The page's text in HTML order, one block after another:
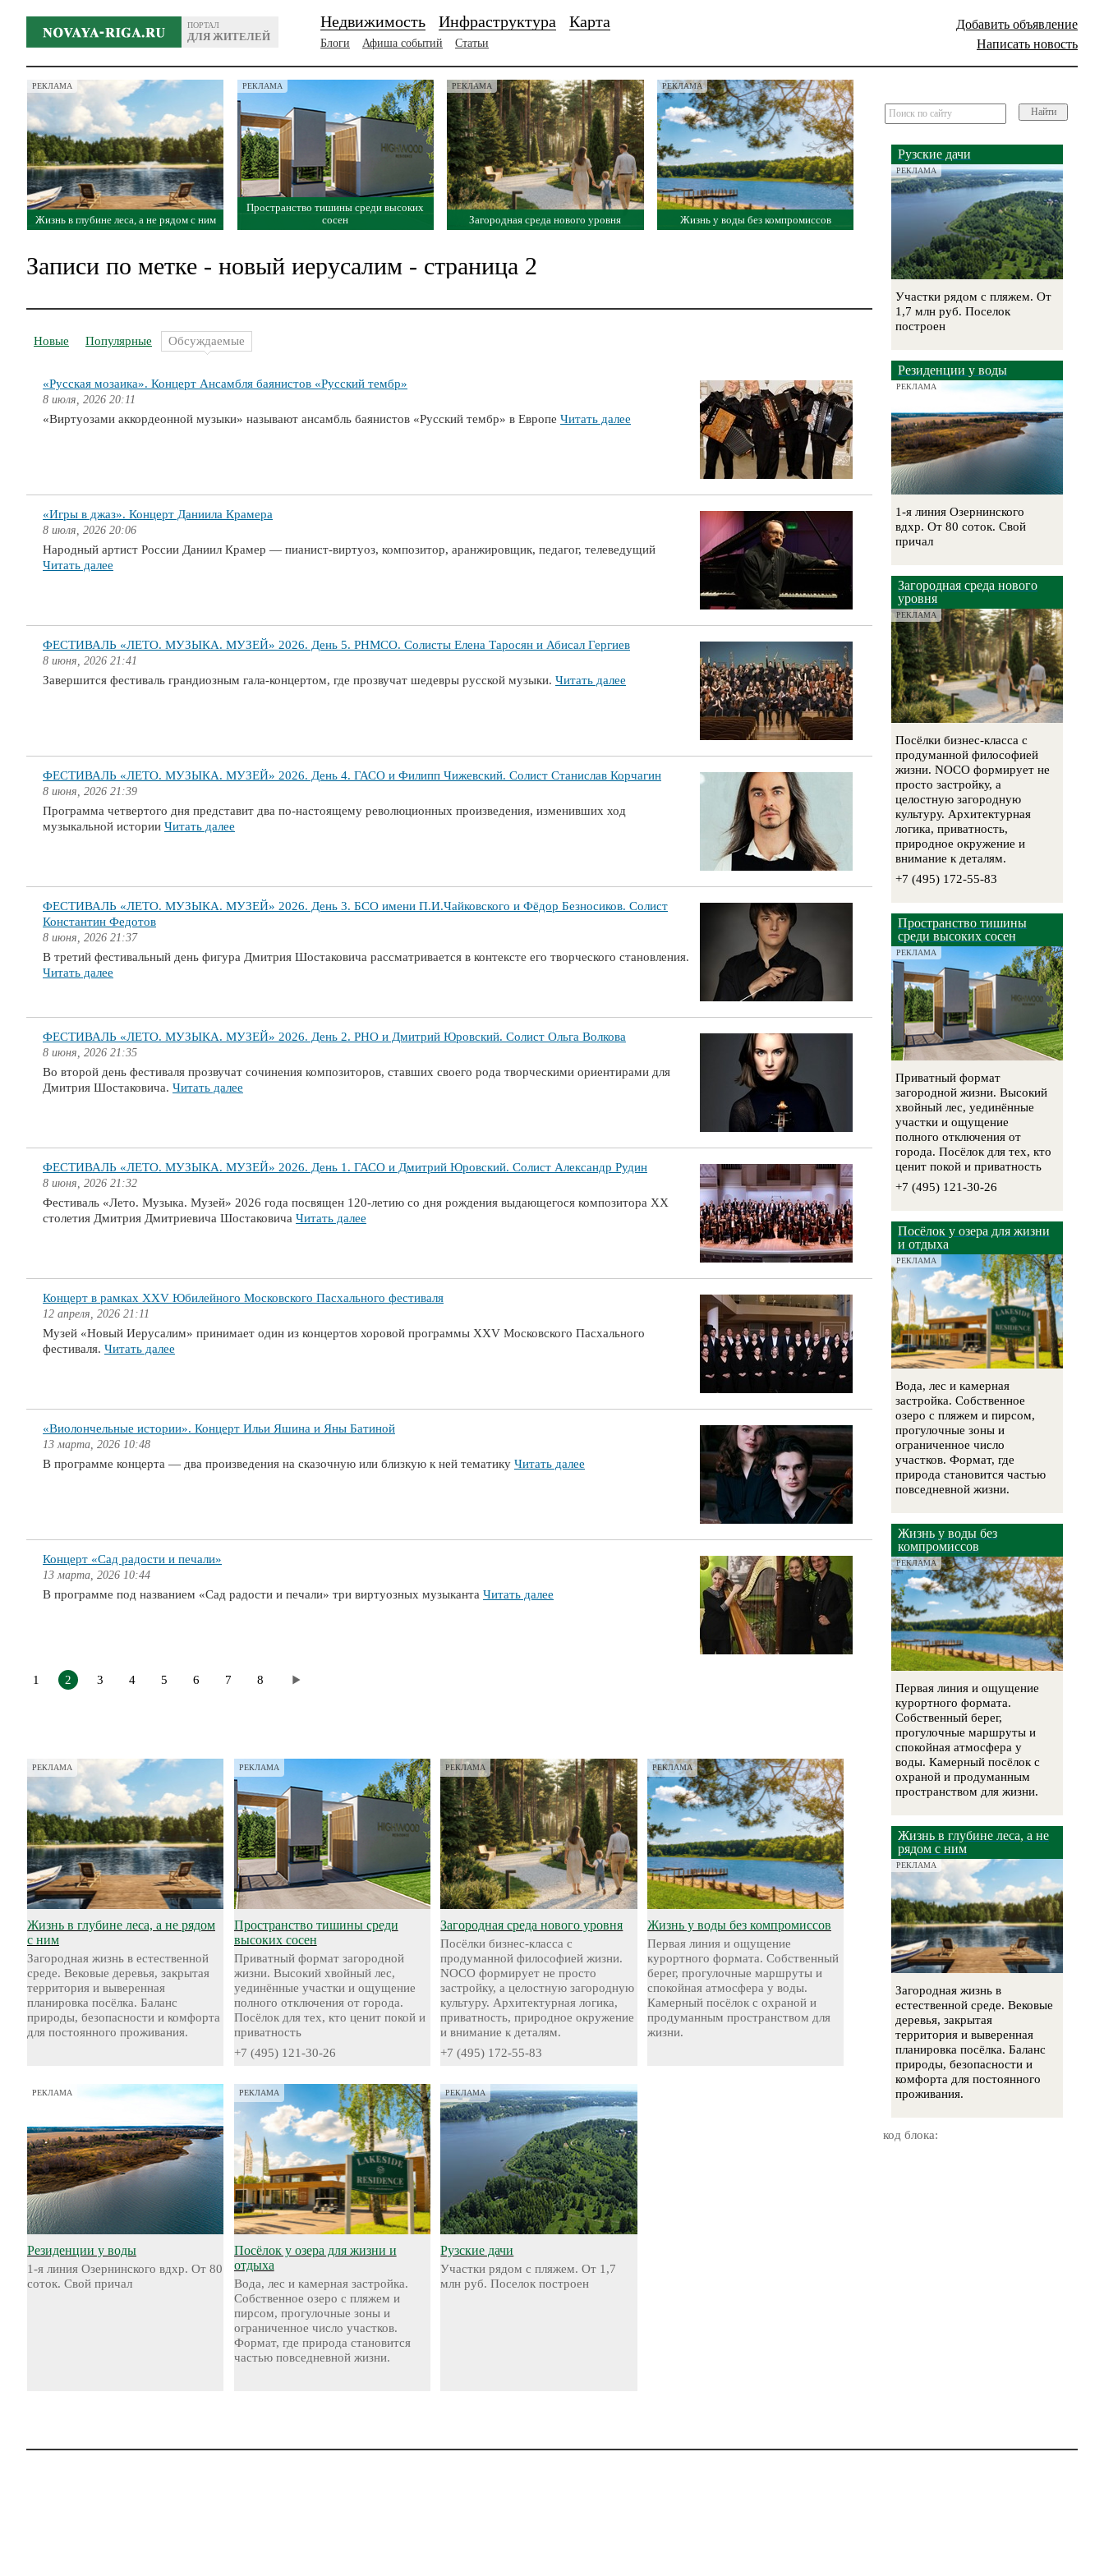
ПОРТАЛ
ДЛЯ ЖИТЕЛЕЙ
Добавить объявление
Написать новость
Недвижимость Инфраструктура Карта
Блоги Афиша событий Статьи
РЕКЛАМА
Жизнь в глубине леса, а не рядом с ним
РЕКЛАМА
Пространство тишины среди высоких
сосен
РЕКЛАМА
Загородная среда нового уровня
РЕКЛАМА
Жизнь у воды без компромиссов
Записи по метке - новый иерусалим - страница 2
Новые Популярные Обсуждаемые
«Русская мозаика». Концерт Ансамбля баянистов «Русский тембр»
8 июля, 2026 20:11
«Виртуозами аккордеонной музыки» называют ансамбль баянистов «Русский тембр» в Европе Читать далее
«Игры в джаз». Концерт Даниила Крамера
8 июля, 2026 20:06
Народный артист России Даниил Крамер — пианист-виртуоз, композитор, аранжировщик, педагог, телеведущий
Читать далее
ФЕСТИВАЛЬ «ЛЕТО. МУЗЫКА. МУЗЕЙ» 2026. День 5. РНМСО. Солисты Елена Таросян и Абисал Гергиев
8 июня, 2026 21:41
Завершится фестиваль грандиозным гала-концертом, где прозвучат шедевры русской музыки. Читать далее
ФЕСТИВАЛЬ «ЛЕТО. МУЗЫКА. МУЗЕЙ» 2026. День 4. ГАСО и Филипп Чижевский. Солист Станислав Корчагин
8 июня, 2026 21:39
Программа четвертого дня представит два по-настоящему революционных произведения, изменивших ход
музыкальной истории Читать далее
ФЕСТИВАЛЬ «ЛЕТО. МУЗЫКА. МУЗЕЙ» 2026. День 3. БСО имени П.И.Чайковского и Фёдор Безносиков. Солист
Константин Федотов
8 июня, 2026 21:37
В третий фестивальный день фигура Дмитрия Шостаковича рассматривается в контексте его творческого становления.
Читать далее
ФЕСТИВАЛЬ «ЛЕТО. МУЗЫКА. МУЗЕЙ» 2026. День 2. РНО и Дмитрий Юровский. Солист Ольга Волкова
8 июня, 2026 21:35
Во второй день фестиваля прозвучат сочинения композиторов, ставших своего рода творческими ориентирами для
Дмитрия Шостаковича. Читать далее
ФЕСТИВАЛЬ «ЛЕТО. МУЗЫКА. МУЗЕЙ» 2026. День 1. ГАСО и Дмитрий Юровский. Солист Александр Рудин
8 июня, 2026 21:32
Фестиваль «Лето. Музыка. Музей» 2026 года посвящен 120-летию со дня рождения выдающегося композитора ХХ
столетия Дмитрия Дмитриевича Шостаковича Читать далее
Концерт в рамках XXV Юбилейного Московского Пасхального фестиваля
12 апреля, 2026 21:11
Музей «Новый Иерусалим» принимает один из концертов хоровой программы XXV Московского Пасхального
фестиваля. Читать далее
«Виолончельные истории». Концерт Ильи Яшина и Яны Батиной
13 марта, 2026 10:48
В программе концерта — два произведения на сказочную или близкую к ней тематику Читать далее
Концерт «Сад радости и печали»
13 марта, 2026 10:44
В программе под названием «Сад радости и печали» три виртуозных музыканта Читать далее
1 2 3 4 5 6 7 8
РЕКЛАМА
Жизнь в глубине леса, а не рядом
с ним
Загородная жизнь в естественной
среде. Вековые деревья, закрытая
территория и выверенная
планировка посёлка. Баланс
природы, безопасности и комфорта
для постоянного проживания.
РЕКЛАМА
Пространство тишины среди
высоких сосен
Приватный формат загородной
жизни. Высокий хвойный лес,
уединённые участки и ощущение
полного отключения от города.
Посёлок для тех, кто ценит покой и
приватность
+7 (495) 121-30-26
РЕКЛАМА
Загородная среда нового уровня
Посёлки бизнес-класса с
продуманной философией жизни.
NOCO формирует не просто
застройку, а целостную загородную
культуру. Архитектурная логика,
приватность, природное окружение
и внимание к деталям.
+7 (495) 172-55-83
РЕКЛАМА
Жизнь у воды без компромиссов
Первая линия и ощущение
курортного формата. Собственный
берег, прогулочные маршруты и
спокойная атмосфера у воды.
Камерный посёлок с охраной и
продуманным пространством для
жизни.
РЕКЛАМА
Резиденции у воды
1-я линия Озернинского вдхр. От 80
соток. Свой причал
РЕКЛАМА
Посёлок у озера для жизни и
отдыха
Вода, лес и камерная застройка.
Собственное озеро с пляжем и
пирсом, прогулочные зоны и
ограниченное число участков.
Формат, где природа становится
частью повседневной жизни.
РЕКЛАМА
Рузские дачи
Участки рядом с пляжем. От 1,7
млн руб. Поселок построен
Найти
Рузские дачи
РЕКЛАМА
Участки рядом с пляжем. От
1,7 млн руб. Поселок
построен
Резиденции у воды
РЕКЛАМА
1-я линия Озернинского
вдхр. От 80 соток. Свой
причал
Загородная среда нового
уровня
РЕКЛАМА
Посёлки бизнес-класса с
продуманной философией
жизни. NOCO формирует не
просто застройку, а
целостную загородную
культуру. Архитектурная
логика, приватность,
природное окружение и
внимание к деталям.
+7 (495) 172-55-83
Пространство тишины
среди высоких сосен
РЕКЛАМА
Приватный формат
загородной жизни. Высокий
хвойный лес, уединённые
участки и ощущение
полного отключения от
города. Посёлок для тех, кто
ценит покой и приватность
+7 (495) 121-30-26
Посёлок у озера для жизни
и отдыха
РЕКЛАМА
Вода, лес и камерная
застройка. Собственное
озеро с пляжем и пирсом,
прогулочные зоны и
ограниченное число
участков. Формат, где
природа становится частью
повседневной жизни.
Жизнь у воды без
компромиссов
РЕКЛАМА
Первая линия и ощущение
курортного формата.
Собственный берег,
прогулочные маршруты и
спокойная атмосфера у
воды. Камерный посёлок с
охраной и продуманным
пространством для жизни.
Жизнь в глубине леса, а не
рядом с ним
РЕКЛАМА
Загородная жизнь в
естественной среде. Вековые
деревья, закрытая
территория и выверенная
планировка посёлка. Баланс
природы, безопасности и
комфорта для постоянного
проживания.
код блока: